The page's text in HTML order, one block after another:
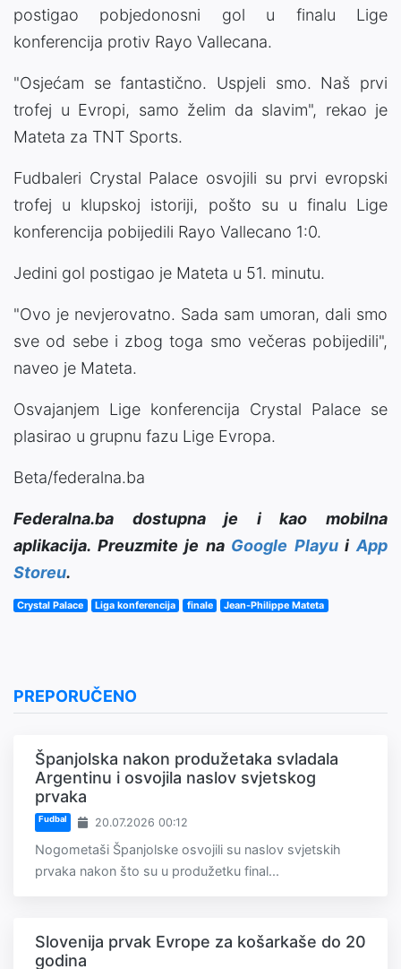
postigao pobjedonosni gol u finalu Lige
konferencija protiv Rayo Vallecana.
"Osjećam se fantastično. Uspjeli smo. Naš prvi
trofej u Evropi, samo želim da slavim", rekao je
Mateta za TNT Sports.
Fudbaleri Crystal Palace osvojili su prvi evropski
trofej u klupskoj istoriji, pošto su u finalu Lige
konferencija pobijedili Rayo Vallecano 1:0.
Jedini gol postigao je Mateta u 51. minutu.
"Ovo je nevjerovatno. Sada sam umoran, dali smo
sve od sebe i zbog toga smo večeras pobijedili",
naveo je Mateta.
Osvajanjem Lige konferencija Crystal Palace se
plasirao u grupnu fazu Lige Evropa.
Beta/federalna.ba
Federalna.ba dostupna je i kao mobilna
aplikacija. Preuzmite je na Google PlayuiApp
Storeu.
Crystal Palace Liga konferencija finale Jean-Philippe Mateta
PREPORUČENO
Španjolska nakon produžetaka svladala
Argentinu i osvojila naslov svjetskog
prvaka
Fudbal 20.07.2026 00:12
Nogometaši Španjolske osvojili su naslov svjetskih
prvaka nakon što su u produžetku final...
Slovenija prvak Evrope za košarkaše do 20
godina